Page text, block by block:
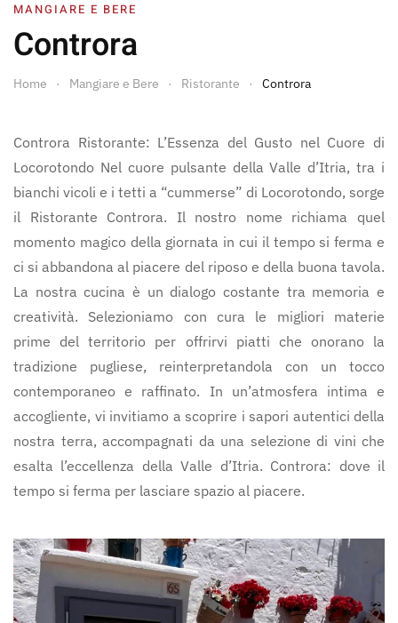
MANGIARE E BERE
Controra
Home Mangiare e Bere Ristorante Controra
Controra Ristorante: L’Essenza del Gusto nel Cuore di
Locorotondo Nel cuore pulsante della Valle d’Itria, tra i
bianchi vicoli e i tetti a “cummerse” di Locorotondo, sorge
il Ristorante Controra. Il nostro nome richiama quel
momento magico della giornata in cui il tempo si ferma e
ci si abbandona al piacere del riposo e della buona tavola.
La nostra cucina è un dialogo costante tra memoria e
creatività. Selezioniamo con cura le migliori materie
prime del territorio per offrirvi piatti che onorano la
tradizione pugliese, reinterpretandola con un tocco
contemporaneo e raffinato. In un’atmosfera intima e
accogliente, vi invitiamo a scoprire i sapori autentici della
nostra terra, accompagnati da una selezione di vini che
esalta l’eccellenza della Valle d’Itria. Controra: dove il
tempo si ferma per lasciare spazio al piacere.